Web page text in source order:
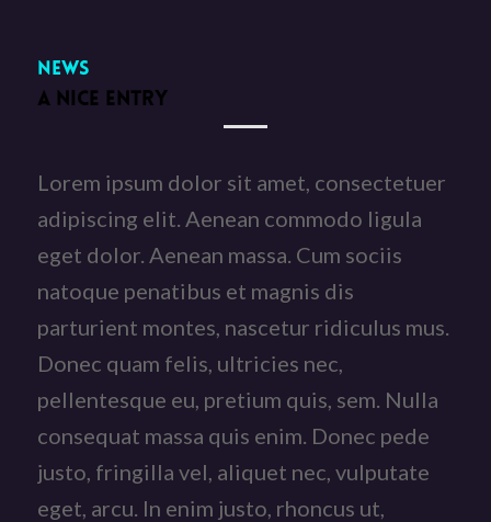
News
A NICE ENTRY
Lorem ipsum dolor sit amet, consectetuer
adipiscing elit. Aenean commodo ligula
eget dolor. Aenean massa. Cum sociis
natoque penatibus et magnis dis
parturient montes, nascetur ridiculus mus.
Donec quam felis, ultricies nec,
pellentesque eu, pretium quis, sem. Nulla
consequat massa quis enim. Donec pede
justo, fringilla vel, aliquet nec, vulputate
eget, arcu. In enim justo, rhoncus ut,